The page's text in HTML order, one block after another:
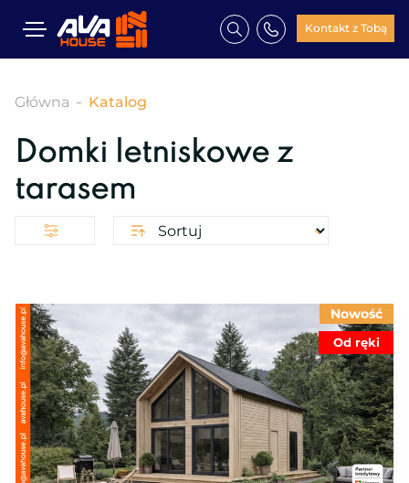
Kontakt z Tobą
Główna Katalog
Domki letniskowe z
tarasem
Nowość
Od ręki